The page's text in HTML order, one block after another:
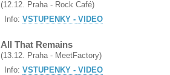
(12.12. Praha - Rock Café)
Info: VSTUPENKY - VIDEO
All That Remains
(13.12. Praha - MeetFactory)
Info: VSTUPENKY - VIDEO